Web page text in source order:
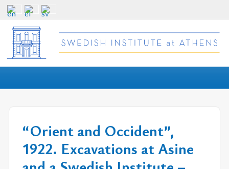
“Orient and Occident”,
1922. Excavations at Asine